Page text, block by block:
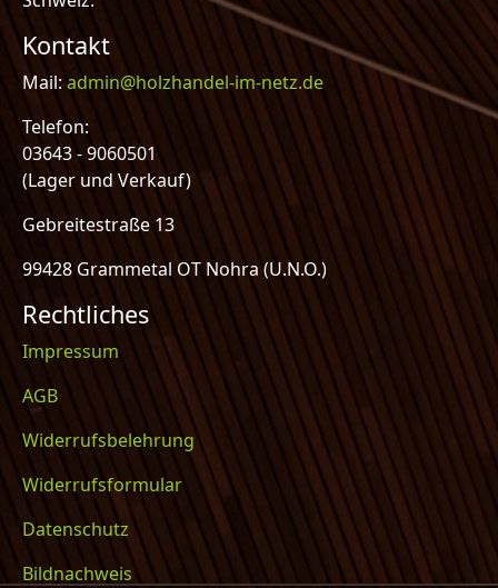
Kontakt
Mail: admin@holzhandel-im-netz.de
Telefon:
03643 - 9060501
(Lager und Verkauf)
Gebreitestraße 13
99428 Grammetal OT Nohra (U.N.O.)
Rechtliches
Impressum
AGB
Widerrufsbelehrung
Widerrufsformular
Datenschutz
Bildnachweis